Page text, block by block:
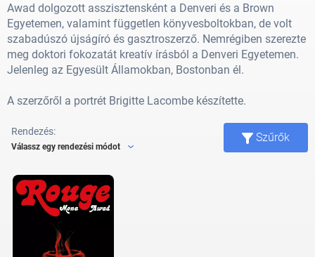
Awad dolgozott asszisztensként a Denveri és a Brown
Egyetemen, valamint független könyvesboltokban, de volt
szabadúszó újságíró és gasztroszerző. Nemrégiben szerezte
meg doktori fokozatát kreatív írásból a Denveri Egyetemen.
Jelenleg az Egyesült Államokban, Bostonban él.
A szerzőről a portrét Brigitte Lacombe készítette.
Rendezés:
Válassz egy rendezési módot
Szűrők